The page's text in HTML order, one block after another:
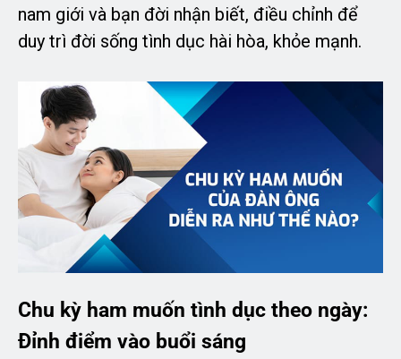
nam giới và bạn đời nhận biết, điều chỉnh để
duy trì đời sống tình dục hài hòa, khỏe mạnh.
Chu kỳ ham muốn tình dục theo ngày:
Đỉnh điểm vào buổi sáng